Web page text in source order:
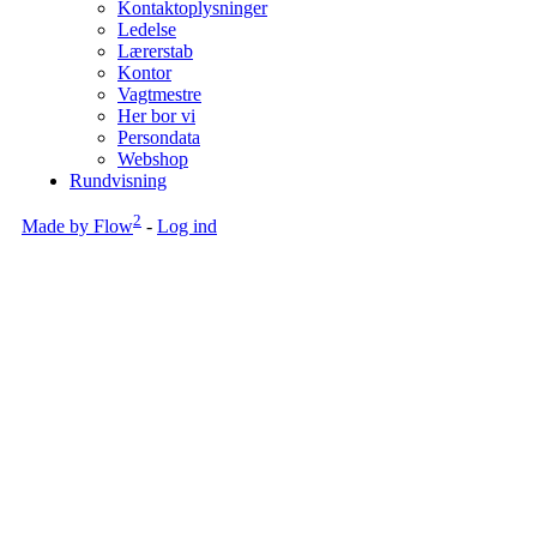
Kontaktoplysninger
Ledelse
Lærerstab
Kontor
Vagtmestre
Her bor vi
Persondata
Webshop
Rundvisning
Made by Flow2 - Log ind